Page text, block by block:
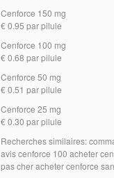
Cenforce 150 mg
€ 0.95 par pilule
Cenforce 100 mg
€ 0.68 par pilule
Cenforce 50 mg
€ 0.51 par pilule
Cenforce 25 mg
€ 0.30 par pilule
Recherches similaires:
avis cenforce 100 acheter
pas cher acheter cenforce